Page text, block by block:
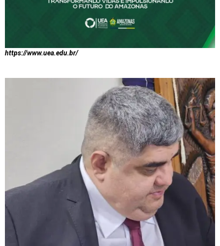
https://www.uea.edu.br/